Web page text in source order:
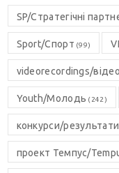
SP/Стратегічні
Sport/Спорт (99)
videorecordings/
Youth/Молодь (242)
конкурси/результати
проект Темпус/